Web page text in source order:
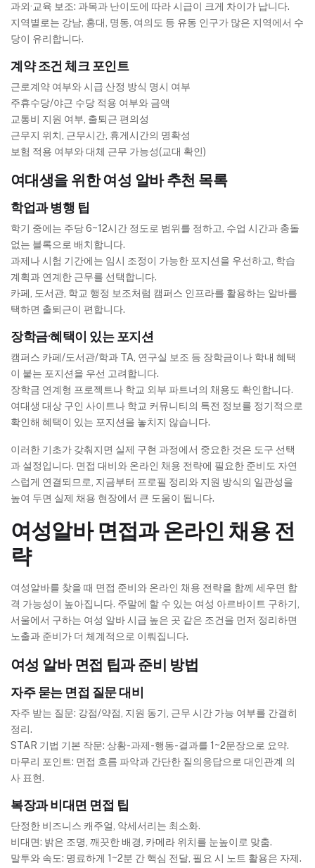
과외·교육 보조: 과목과 난이도에 따라 시급이 크게 차이가 납니다.
지역별로는 강남, 홍대, 명동, 여의도 등 유동 인구가 많은 지역에서 수
당이 유리합니다.
계약 조건 체크 포인트
근로계약 여부와 시급 산정 방식 명시 여부
주휴수당/야근 수당 적용 여부와 금액
교통비 지원 여부, 출퇴근 편의성
근무지 위치, 근무시간, 휴게시간의 명확성
보험 적용 여부와 대체 근무 가능성(교대 확인)
여대생을 위한 여성 알바 추천 목록
학업과 병행 팁
학기 중에는 주당 6~12시간 정도로 범위를 정하고, 수업 시간과 충돌
없는 블록으로 배치합니다.
과제나 시험 기간에는 임시 조정이 가능한 포지션을 우선하고, 학습
계획과 연계한 근무를 선택합니다.
카페, 도서관, 학교 행정 보조처럼 캠퍼스 인프라를 활용하는 알바를
택하면 출퇴근이 편합니다.
장학금·혜택이 있는 포지션
캠퍼스 카페/도서관/학과 TA, 연구실 보조 등 장학금이나 학내 혜택
이 붙는 포지션을 우선 고려합니다.
장학금 연계형 프로젝트나 학교 외부 파트너의 채용도 확인합니다.
여대생 대상 구인 사이트나 학교 커뮤니티의 특전 정보를 정기적으로
확인해 혜택이 있는 포지션을 놓치지 않습니다.
이러한 기초가 갖춰지면 실제 구현 과정에서 중요한 것은 도구 선택
과 설정입니다. 면접 대비와 온라인 채용 전략에 필요한 준비도 자연
스럽게 연결되므로, 지금부터 프로필 정리와 지원 방식의 일관성을
높여 두면 실제 채용 현장에서 큰 도움이 됩니다.
여성알바 면접과 온라인 채용 전
략
여성알바를 찾을 때 면접 준비와 온라인 채용 전략을 함께 세우면 합
격 가능성이 높아집니다. 주말에 할 수 있는 여성 아르바이트 구하기,
서울에서 구하는 여성 알바 시급 높은 곳 같은 조건을 먼저 정리하면
노출과 준비가 더 체계적으로 이뤄집니다.
여성 알바 면접 팁과 준비 방법
자주 묻는 면접 질문 대비
자주 받는 질문: 강점/약점, 지원 동기, 근무 시간 가능 여부를 간결히
정리.
STAR 기법 기본 작문: 상황-과제-행동-결과를 1~2문장으로 요약.
마무리 포인트: 면접 흐름 파악과 간단한 질의응답으로 대인관계 의
사 표현.
복장과 비대면 면접 팁
단정한 비즈니스 캐주얼, 악세서리는 최소화.
비대면: 밝은 조명, 깨끗한 배경, 카메라 위치를 눈높이로 맞춤.
말투와 속도: 명료하게 1~2분 간 핵심 전달, 필요 시 노트 활용은 자제.